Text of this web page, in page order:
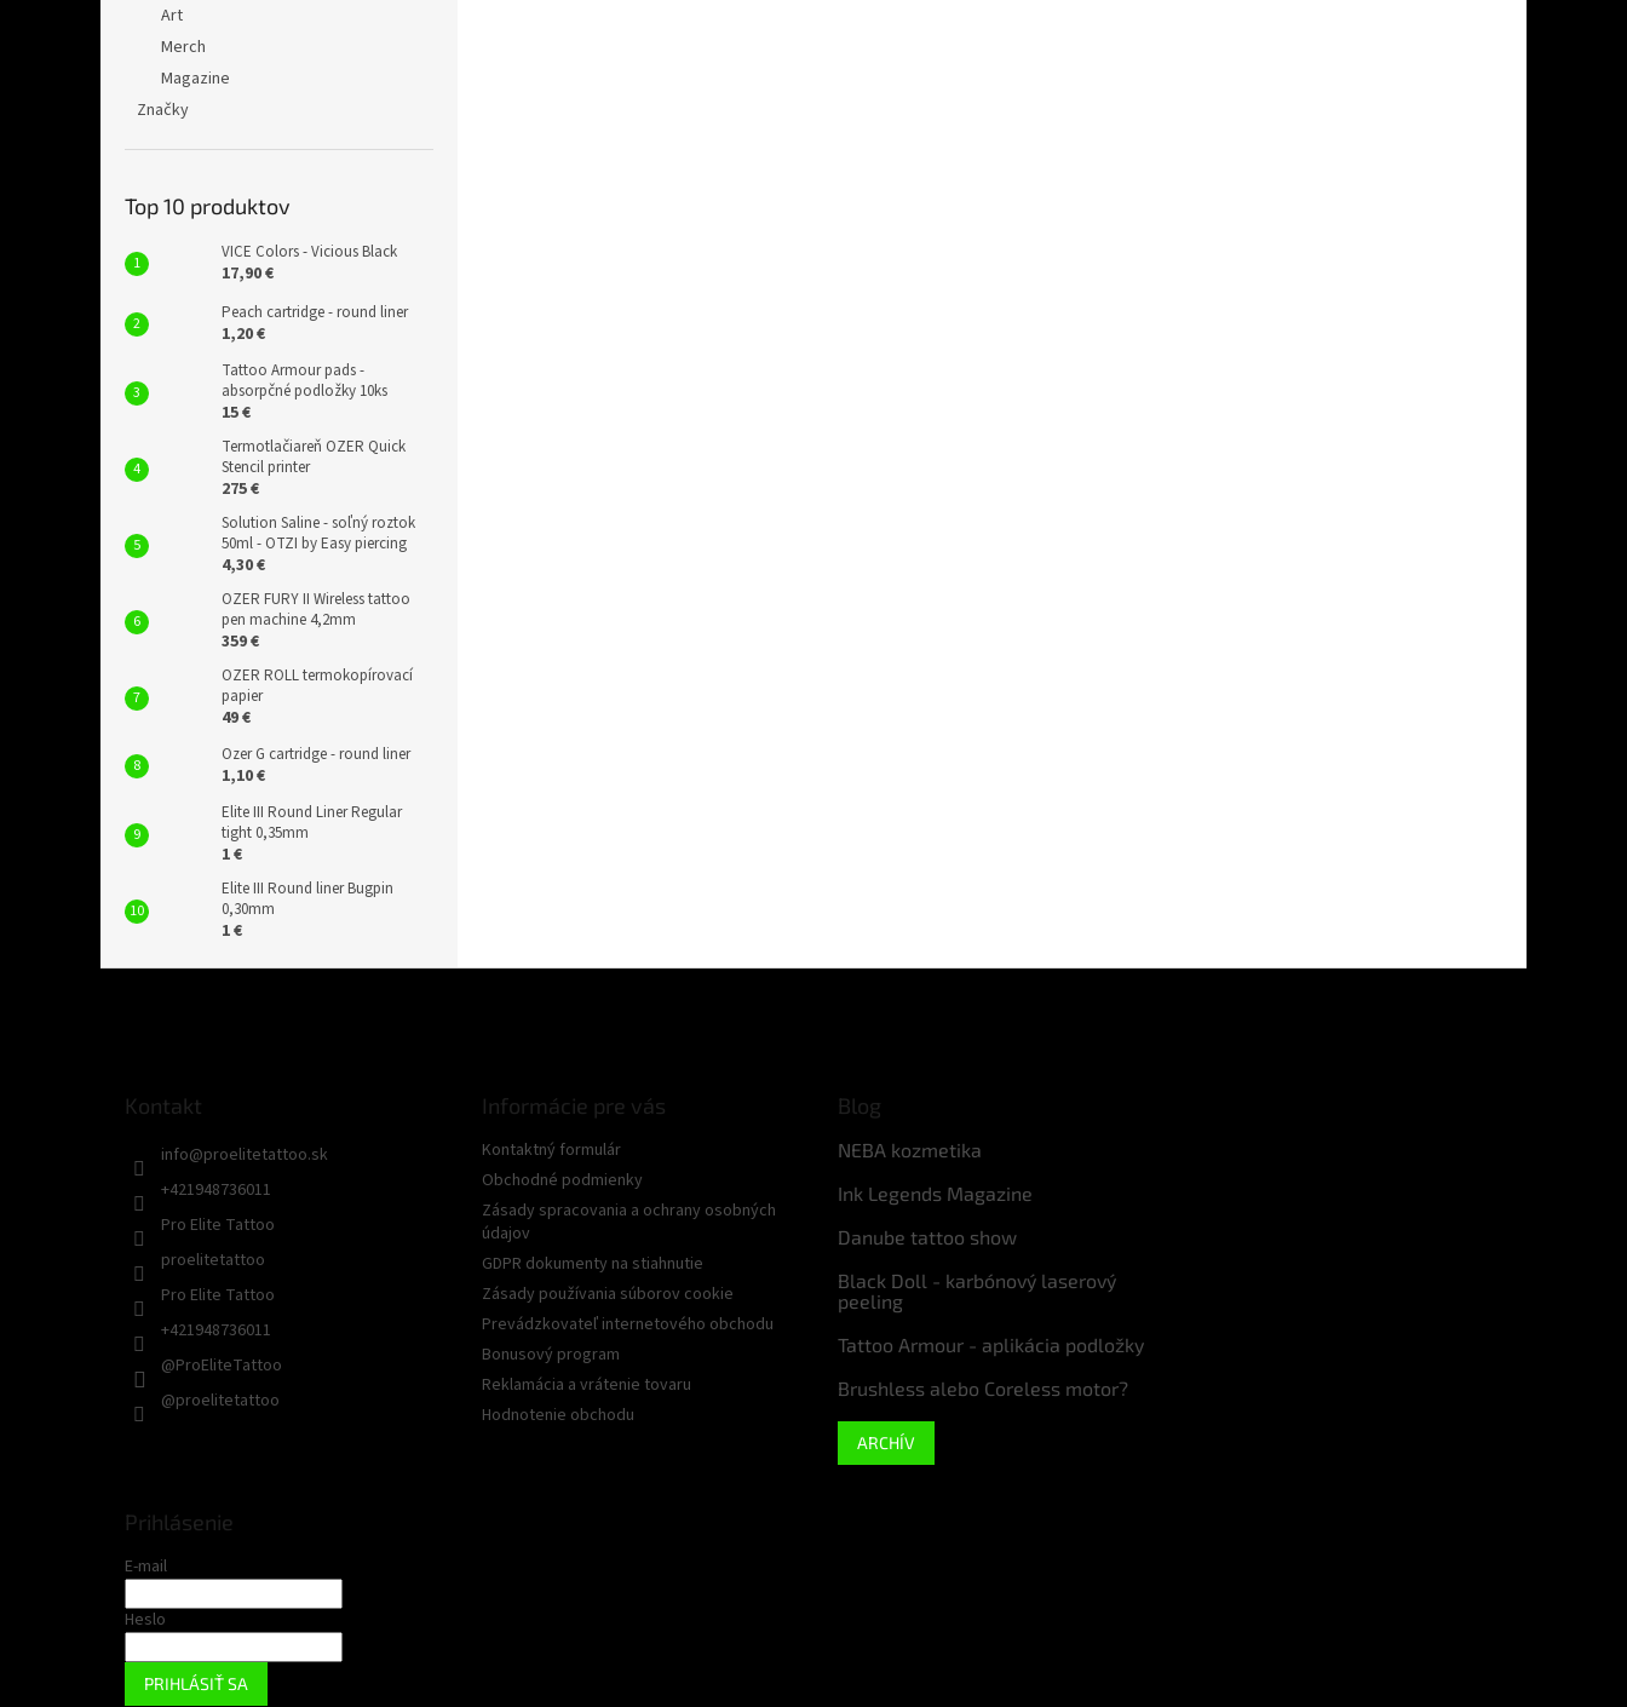
Art
Merch
Magazine
Značky
Top 10 produktov
VICE Colors - Vicious Black
17,90 €
Peach cartridge - round liner
1,20 €
Tattoo Armour pads -
absorpčné podložky 10ks
15 €
Termotlačiareň OZER Quick
Stencil printer
275 €
Solution Saline - soľný roztok
50ml - OTZI by Easy piercing
4,30 €
OZER FURY II Wireless tattoo
pen machine 4,2mm
359 €
OZER ROLL termokopírovací
papier
49 €
Ozer G cartridge - round liner
1,10 €
Elite III Round Liner Regular
tight 0,35mm
1 €
Elite III Round liner Bugpin
0,30mm
1 €
Kontakt
info@proelitetattoo.sk
+421948736011
Pro Elite Tattoo
proelitetattoo
Pro Elite Tattoo
+421948736011
@ProEliteTattoo
@proelitetattoo
Informácie pre vás
Kontaktný formulár
Obchodné podmienky
Zásady spracovania a ochrany osobných
údajov
GDPR dokumenty na stiahnutie
Zásady používania súborov cookie
Prevádzkovateľ internetového obchodu
Bonusový program
Reklamácia a vrátenie tovaru
Hodnotenie obchodu
Blog
NEBA kozmetika
Ink Legends Magazine
Danube tattoo show
Black Doll - karbónový laserový
peeling
Tattoo Armour - aplikácia podložky
Brushless alebo Coreless motor?
ARCHÍV
Prihlásenie
E-mail
Heslo
PRIHLÁSIŤ SA